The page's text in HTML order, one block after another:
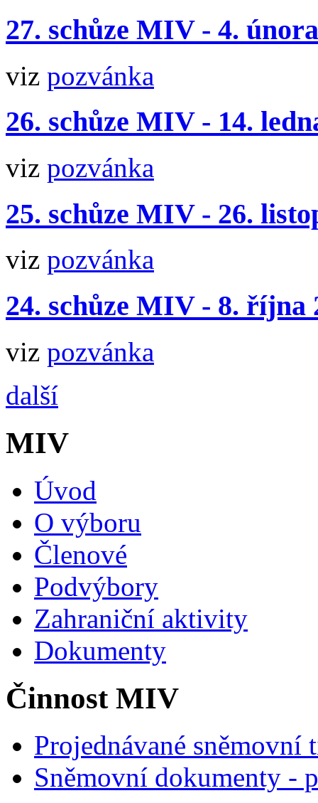
27. schůze MIV - 4.
viz pozvánka
26. schůze MIV - 14.
viz pozvánka
25. schůze MIV - 26.
viz pozvánka
24. schůze MIV - 8. října
viz pozvánka
další
MIV
Úvod
O výboru
Členové
Podvýbory
Zahraniční aktivity
Dokumenty
Činnost MIV
Projednávané sněmovní
Sněmovní dokumenty -